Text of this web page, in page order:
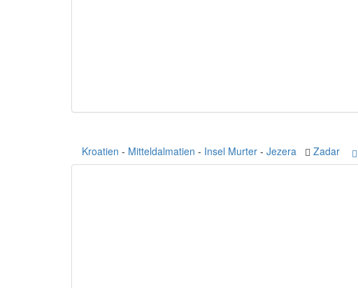
Kroatien - Mitteldalmatien - Insel Murter - Jezera Zadar